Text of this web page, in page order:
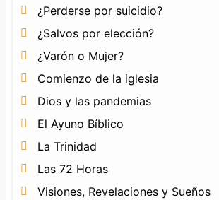
¿Perderse por suicidio?
¿Salvos por elección?
¿Varón o Mujer?
Comienzo de la iglesia
Dios y las pandemias
El Ayuno Bíblico
La Trinidad
Las 72 Horas
Visiones, Revelaciones y Sueños